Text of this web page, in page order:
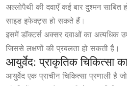
अल्लोपैथी की दवाएँ कई बार दुश्मन
साइड इफेक्ट्स हो सकते हैं।
इसमें डॉक्टर्स अक्सर दवाओं का अत्यधिक
जिससे लक्षणों की प्रबलता हो सकती है।
आयुर्वेद: प्राकृतिक चिकित्सा
आयुर्वेद एक प्राचीन चिकित्सा प्रणाली है